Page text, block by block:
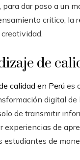
dar paso a un
crítico, la
de
calidad en Perú es
digital de
de transmitir
experiencias de
estudiantes de